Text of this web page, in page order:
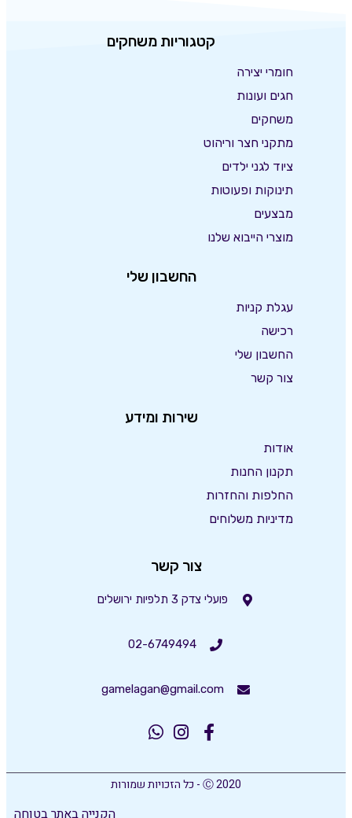
קטגוריות משחקים
חומרי יצירה
חגים ועונות
משחקים
מתקני חצר וריהוט
ציוד לגני ילדים
תינוקות ופעוטות
מבצעים
מוצרי הייבוא שלנו
החשבון שלי
עגלת קניות
רכישה
החשבון שלי
צור קשר
שירות ומידע
אודות
תקנון החנות
החלפות והחזרות
מדיניות משלוחים
צור קשר
פועלי צדק 3 תלפיות ירושלים
02-6749494
gamelagan@gmail.com
Ⓒ 2020 - כל הזכויות שמורות